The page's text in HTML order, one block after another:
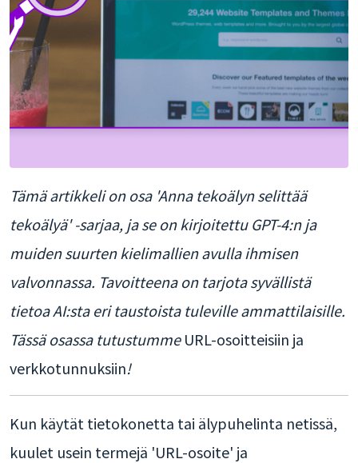
Tämä artikkeli on osa 'Anna tekoälyn selittää
tekoälyä' -sarjaa, ja se on kirjoitettu GPT-4:n ja
muiden suurten kielimallien avulla ihmisen
valvonnassa. Tavoitteena on tarjota syvällistä
tietoa AI:sta eri taustoista tuleville ammattilaisille.
Tässä osassa tutustummeURL-osoitteisiin ja
verkkotunnuksiin!
Kun käytät tietokonetta tai älypuhelinta netissä,
kuulet usein termejä 'URL-osoite' ja